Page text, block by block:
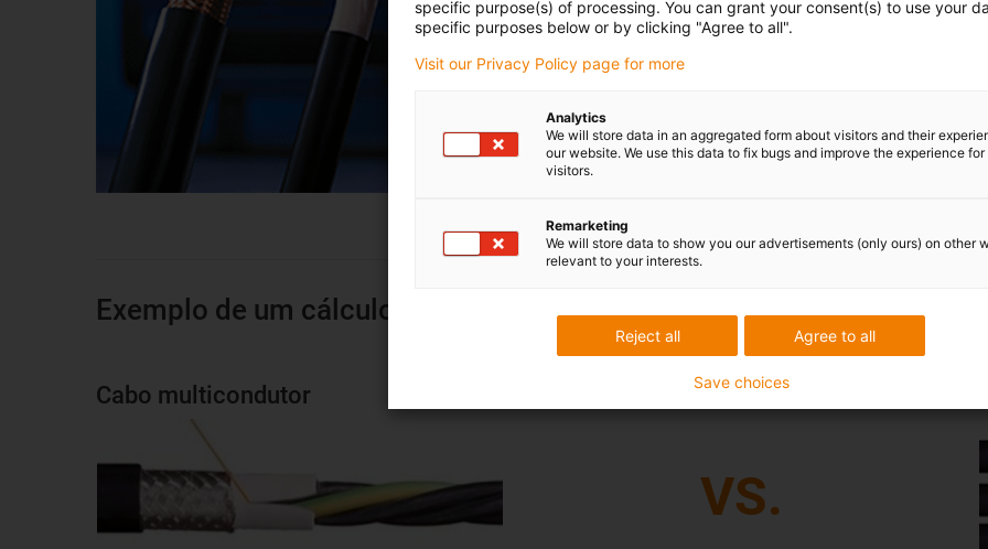
um processamento mais rápido que, em última
Para além de reduzirem os custos, também ocupam
instalação é apertado. Estes fatores tornam a utilização
especialmente atrativa em diferentes aplicações.
Exemplo de um cálculo para cabos de catálogo
Cabo multicondutor
VS.
specific purpose(s) of processing. You can grant your consent(s) to use your
specific purposes below or by clicking "Agree to all".
Visit our Privacy Policy page for more
Analytics
We will store data in an aggregated form about visitors and their
our website. We use this data to fix bugs and improve the experience for
visitors.
Remarketing
We will store data to show you our advertisements (only ours) on other
relevant to your interests.
Agree to all
Reject all
Save choices